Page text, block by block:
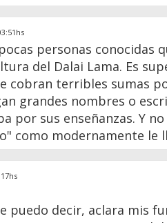
personas conocidas
del Dalai Lama. Es
cobran terribles sumas
grandes nombres o
por sus enseñanzas. Y
como modernamente le
puedo decir, aclara mis